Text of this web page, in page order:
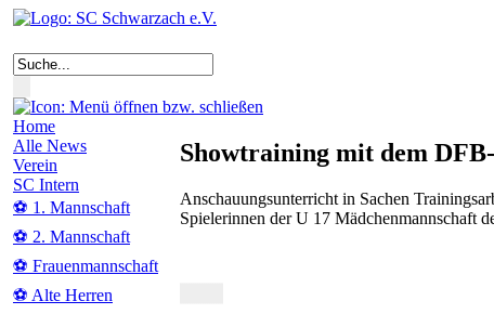
Home
Alle News
Verein
SC Intern
⚽ 1. Mannschaft
⚽ 2. Mannschaft
⚽ Frauenmannschaft
⚽ Alte Herren
Showtraining mit dem
Anschauungsunterricht in Sachen
Spielerinnen der U 17 Mädchenmannschaft